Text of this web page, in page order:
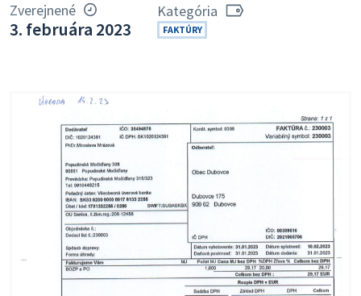
Zverejnené
3. februára 2023
Kategória
FAKTÚRY